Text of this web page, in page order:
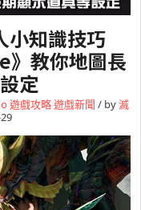
小知識技巧
教你地圖長
定
遊戲攻略遊戲新聞 / by滅